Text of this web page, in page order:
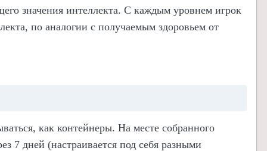
значения интеллекта. C каждым уровнем игрок
по аналогии с получаемым здоровьем от
как контейнеры. На месте собранного
7 дней (настраивается под себя разными